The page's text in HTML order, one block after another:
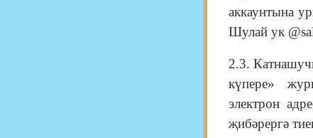
аккаунтына
Шулай ук
2.3.
күпере»
электрон
җибәрергә